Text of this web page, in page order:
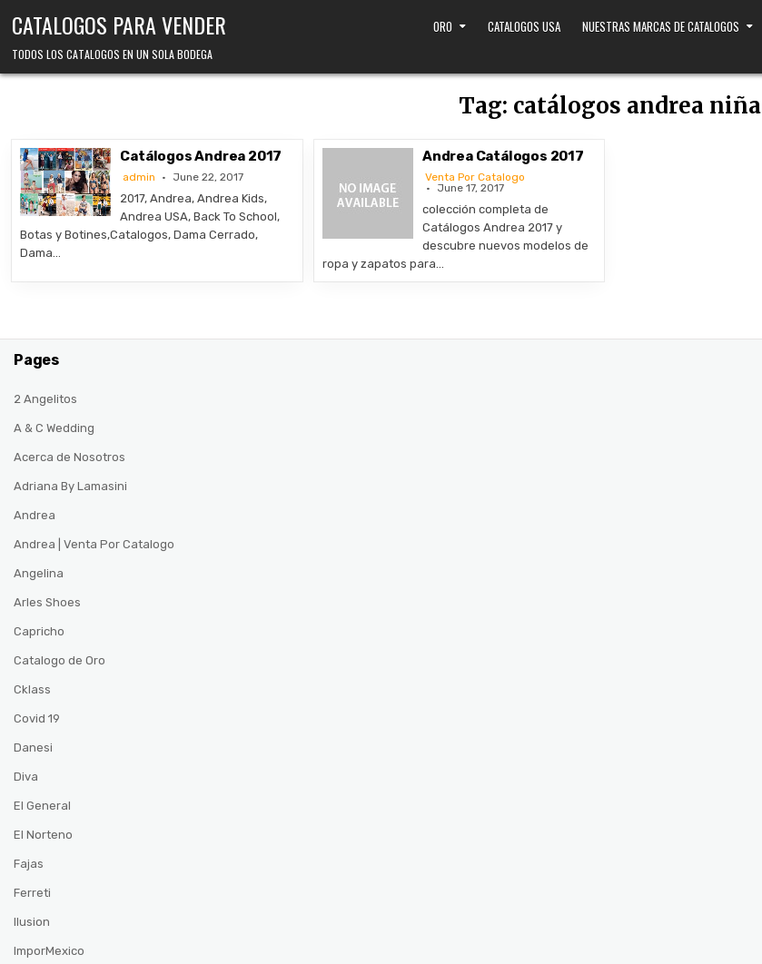
CATALOGOS PARA VENDER
TODOS LOS CATALOGOS EN UN SOLA BODEGA
ORO CATALOGOS USA NUESTRAS MARCAS DE CATALOGOS
Tag: catálogos andrea niña
Catálogos Andrea 2017
admin June 22, 2017
2017, Andrea, Andrea Kids,
Andrea USA, Back To School,
Botas y Botines,Catalogos, Dama Cerrado,
Dama…
Andrea Catálogos 2017
Venta Por Catalogo
June 17, 2017
colección completa de
Catálogos Andrea 2017 y
descubre nuevos modelos de
ropa y zapatos para…
Pages
2 Angelitos
A & C Wedding
Acerca de Nosotros
Adriana By Lamasini
Andrea
Andrea | Venta Por Catalogo
Angelina
Arles Shoes
Capricho
Catalogo de Oro
Cklass
Covid 19
Danesi
Diva
El General
El Norteno
Fajas
Ferreti
Ilusion
ImporMexico